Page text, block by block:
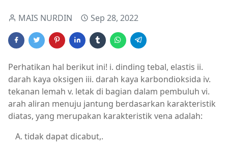
MAIS NURDIN Sep 28, 2022
Perhatikan hal berikut ini! i. dinding tebal, elastis ii.
darah kaya oksigen iii. darah kaya karbondioksida iv.
tekanan lemah v. letak di bagian dalam pembuluh vi.
arah aliran menuju jantung berdasarkan karakteristik
diatas, yang merupakan karakteristik vena adalah:
tidak dapat dicabut,.